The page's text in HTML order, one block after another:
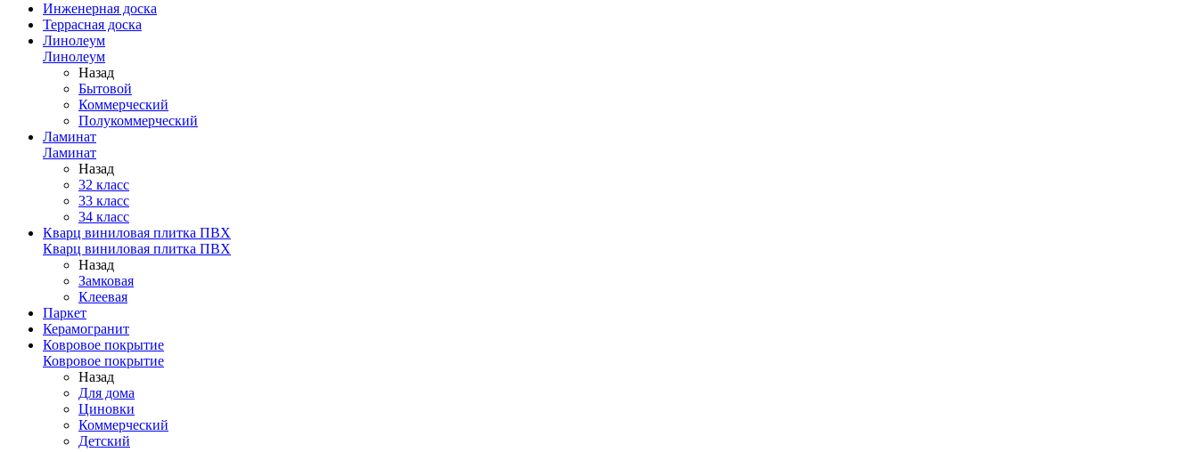
Инженерная доска
Террасная доска
Линолеум
Линолеум
Назад
Бытовой
Коммерческий
Полукоммерческий
Ламинат
Ламинат
Назад
32 класс
33 класс
34 класс
Кварц виниловая плитка ПВХ
Кварц виниловая плитка ПВХ
Назад
Замковая
Клеевая
Паркет
Керамогранит
Ковровое покрытие
Ковровое покрытие
Назад
Для дома
Циновки
Коммерческий
Детский